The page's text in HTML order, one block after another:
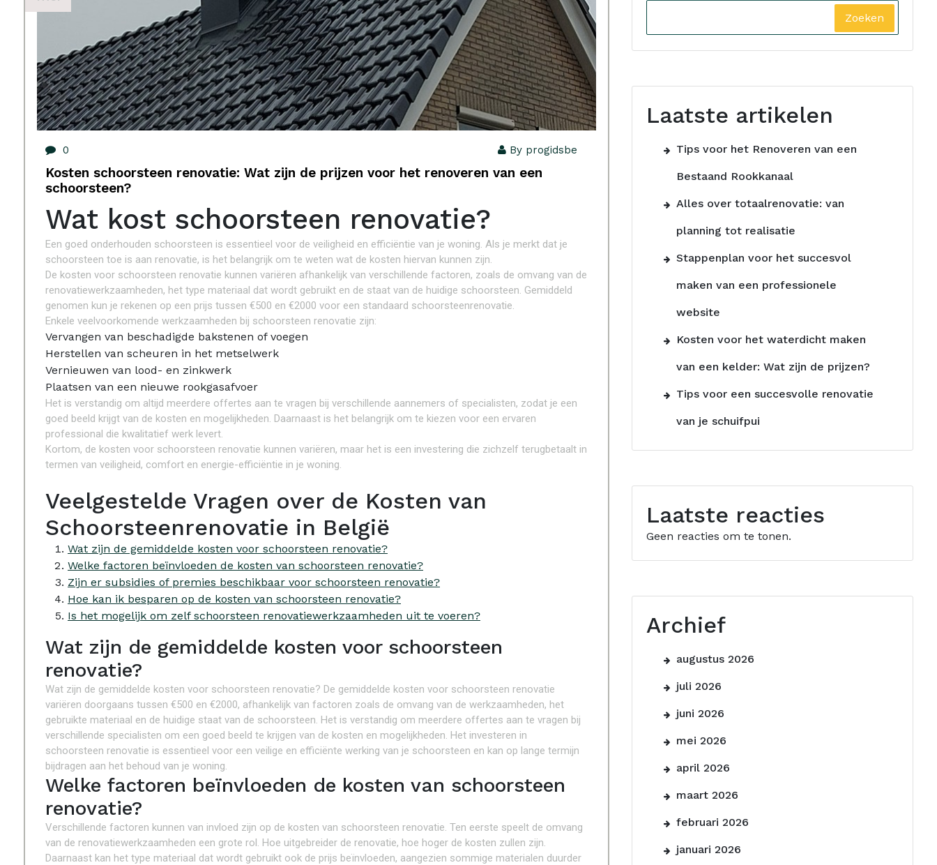
0 By progidsbe
Kosten schoorsteen renovatie: Wat zijn de prijzen voor het renoveren van een
schoorsteen?
Wat kost schoorsteen renovatie?
Een goed onderhouden schoorsteen is essentieel voor de veiligheid en efficiëntie van je woning. Als je merkt dat je
schoorsteen toe is aan renovatie, is het belangrijk om te weten wat de kosten hiervan kunnen zijn.
De kosten voor schoorsteen renovatie kunnen variëren afhankelijk van verschillende factoren, zoals de omvang van de
renovatiewerkzaamheden, het type materiaal dat wordt gebruikt en de staat van de huidige schoorsteen. Gemiddeld
genomen kun je rekenen op een prijs tussen €500 en €2000 voor een standaard schoorsteenrenovatie.
Enkele veelvoorkomende werkzaamheden bij schoorsteen renovatie zijn:
Vervangen van beschadigde bakstenen of voegen
Herstellen van scheuren in het metselwerk
Vernieuwen van lood- en zinkwerk
Plaatsen van een nieuwe rookgasafvoer
Het is verstandig om altijd meerdere offertes aan te vragen bij verschillende aannemers of specialisten, zodat je een
goed beeld krijgt van de kosten en mogelijkheden. Daarnaast is het belangrijk om te kiezen voor een ervaren
professional die kwalitatief werk levert.
Kortom, de kosten voor schoorsteen renovatie kunnen variëren, maar het is een investering die zichzelf terugbetaalt in
termen van veiligheid, comfort en energie-efficiëntie in je woning.
Veelgestelde Vragen over de Kosten van
Schoorsteenrenovatie in België
Wat zijn de gemiddelde kosten voor schoorsteen renovatie?
Welke factoren beïnvloeden de kosten van schoorsteen renovatie?
Zijn er subsidies of premies beschikbaar voor schoorsteen renovatie?
Hoe kan ik besparen op de kosten van schoorsteen renovatie?
Is het mogelijk om zelf schoorsteen renovatiewerkzaamheden uit te voeren?
Wat zijn de gemiddelde kosten voor schoorsteen
renovatie?
Wat zijn de gemiddelde kosten voor schoorsteen renovatie? De gemiddelde kosten voor schoorsteen renovatie
variëren doorgaans tussen €500 en €2000, afhankelijk van factoren zoals de omvang van de werkzaamheden, het
gebruikte materiaal en de huidige staat van de schoorsteen. Het is verstandig om meerdere offertes aan te vragen bij
verschillende specialisten om een goed beeld te krijgen van de kosten en mogelijkheden. Het investeren in
schoorsteen renovatie is essentieel voor een veilige en efficiënte werking van je schoorsteen en kan op lange termijn
bijdragen aan het behoud van je woning.
Welke factoren beïnvloeden de kosten van schoorsteen
renovatie?
Verschillende factoren kunnen van invloed zijn op de kosten van schoorsteen renovatie. Ten eerste speelt de omvang
van de renovatiewerkzaamheden een grote rol. Hoe uitgebreider de renovatie, hoe hoger de kosten zullen zijn.
Daarnaast kan het type materiaal dat wordt gebruikt ook de prijs beïnvloeden, aangezien sommige materialen duurder
Zoeken
Laatste artikelen
Tips voor het Renoveren van een
Bestaand Rookkanaal
Alles over totaalrenovatie: van
planning tot realisatie
Stappenplan voor het succesvol
maken van een professionele
website
Kosten voor het waterdicht maken
van een kelder: Wat zijn de prijzen?
Tips voor een succesvolle renovatie
van je schuifpui
Laatste reacties
Geen reacties om te tonen.
Archief
augustus 2026
juli 2026
juni 2026
mei 2026
april 2026
maart 2026
februari 2026
januari 2026